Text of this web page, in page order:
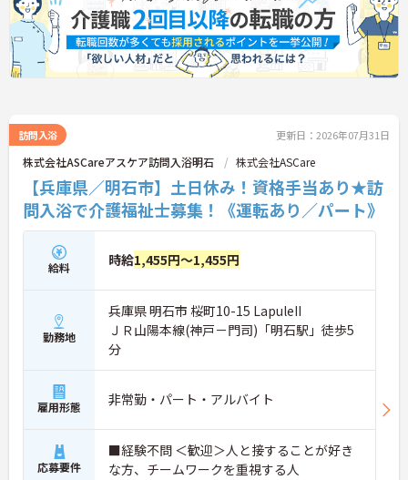
訪問入浴 更新日：2026年07月31日
株式会社ASCareアスケア訪問入浴明石 株式会社ASCare
【兵庫県／明石市】土日休み！資格手当あり★訪
問入浴で介護福祉士募集！《運転あり／パート》
給料 時給1,455円～1,455円
勤務地
兵庫県 明石市 桜町10-15 LapuleII
ＪＲ山陽本線(神戸－門司)「明石駅」徒歩5
分
雇用形態 非常勤・パート・アルバイト
応募要件
■経験不問 ＜歓迎＞人と接することが好き
な方、チームワークを重視する人